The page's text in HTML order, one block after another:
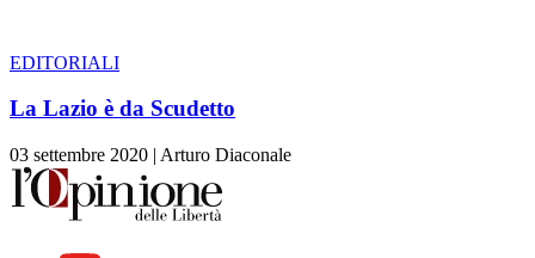
EDITORIALI
La Lazio è da Scudetto
03 settembre 2020 | Arturo Diaconale